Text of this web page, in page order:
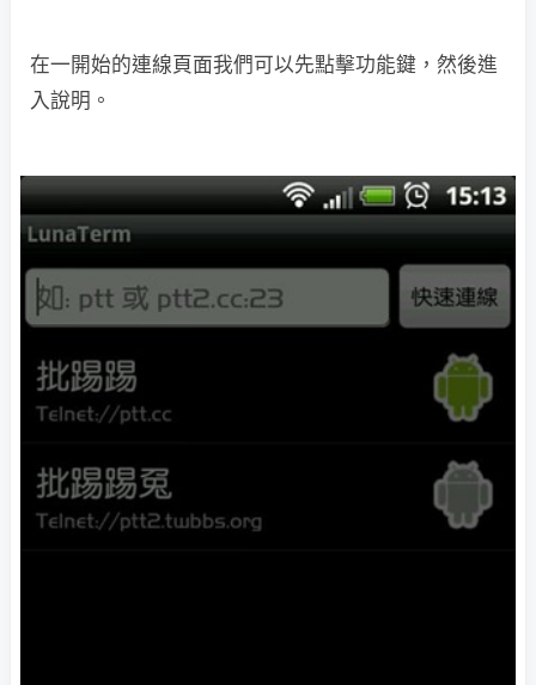
在一開始的連線頁面我們可以先點擊功能鍵，然後進
入說明。